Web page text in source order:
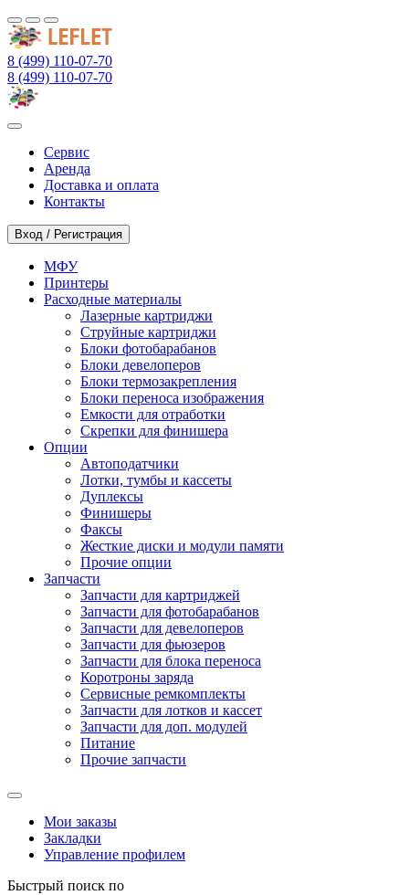
8 (499) 110-07-70
8 (499) 110-07-70
Сервис
Аренда
Доставка и оплата
Контакты
Вход / Регистрация
МФУ
Принтеры
Расходные материалы
Лазерные картриджи
Струйные картриджи
Блоки фотобарабанов
Блоки девелоперов
Блоки термозакрепления
Блоки переноса изображения
Емкости для отработки
Скрепки для финишера
Опции
Автоподатчики
Лотки, тумбы и кассеты
Дуплексы
Финишеры
Факсы
Жесткие диски и модули памяти
Прочие опции
Запчасти
Запчасти для картриджей
Запчасти для фотобарабанов
Запчасти для девелоперов
Запчасти для фьюзеров
Запчасти для блока переноса
Коротроны заряда
Сервисные ремкомплекты
Запчасти для лотков и кассет
Запчасти для доп. модулей
Питание
Прочие запчасти
Мои заказы
Закладки
Управление профилем
Быстрый поиск по